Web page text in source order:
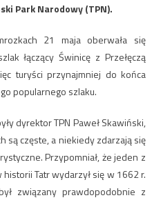
Park Narodowy (TPN).
21 maja oberwała się
łączący Świnicę z Przełęczą
turyści przynajmniej do końca
popularnego szlaku.
dyrektor TPN Paweł Skawiński,
są częste, a niekiedy zdarzają się
Przypomniał, że jeden z
Tatr wydarzył się w 1662 r.
związany prawdopodobnie z